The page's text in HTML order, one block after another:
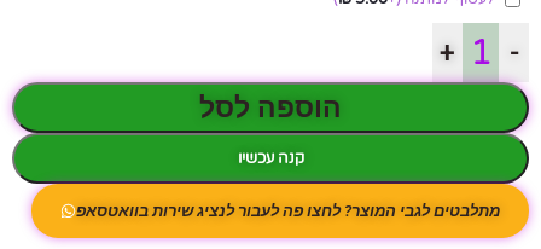
-
+
הוספה לסל
קנה עכשיו
מתלבטים לגבי המוצר? לחצו פה לעבור לנציג שירות בוואטסאפ